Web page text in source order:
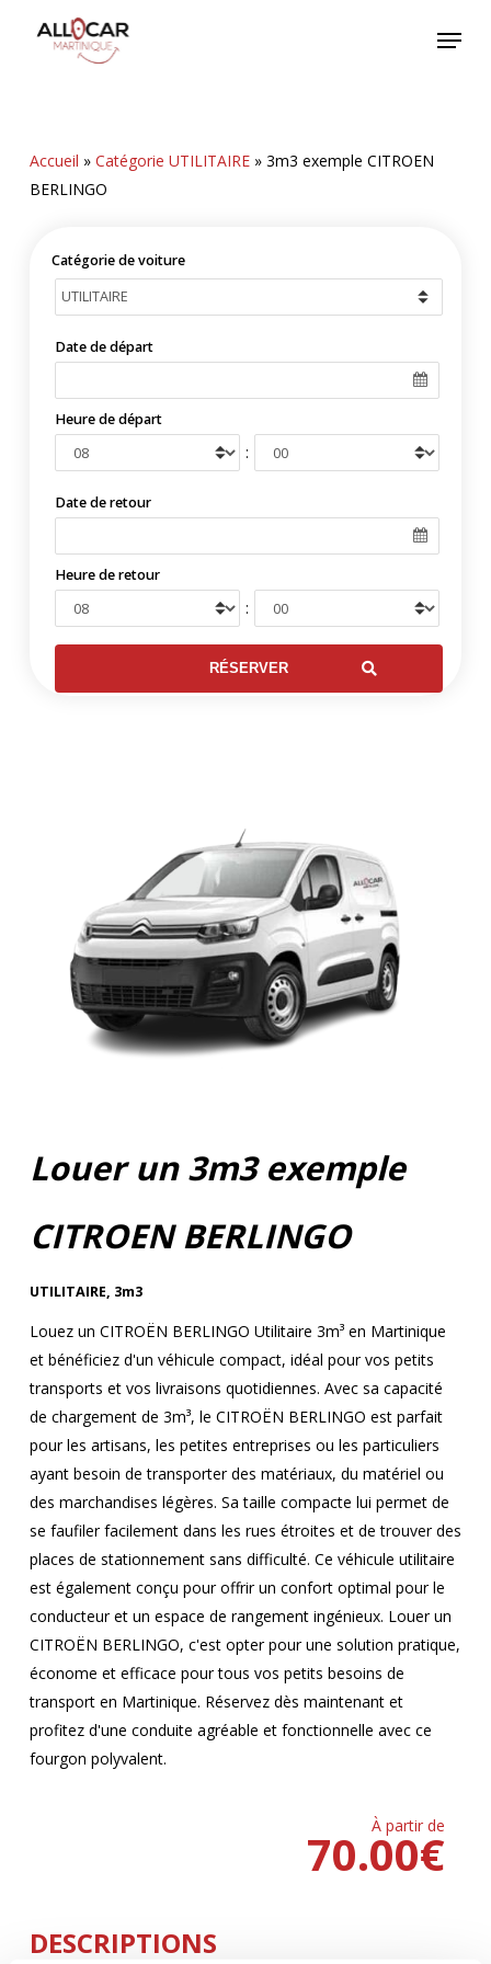
Menu
Accueil » Catégorie UTILITAIRE» 3m3 exemple CITROEN
BERLINGO
Catégorie de voiture
Date de départ
Heure de départ
:
Date de retour
Heure de retour
:
Louer un 3m3 exemple
CITROEN BERLINGO
UTILITAIRE, 3m3
Louez un CITROËN BERLINGO Utilitaire 3m³ en Martinique
et bénéficiez d'un véhicule compact, idéal pour vos petits
transports et vos livraisons quotidiennes. Avec sa capacité
de chargement de 3m³, le CITROËN BERLINGO est parfait
pour les artisans, les petites entreprises ou les particuliers
ayant besoin de transporter des matériaux, du matériel ou
des marchandises légères. Sa taille compacte lui permet de
se faufiler facilement dans les rues étroites et de trouver des
places de stationnement sans difficulté. Ce véhicule utilitaire
est également conçu pour offrir un confort optimal pour le
conducteur et un espace de rangement ingénieux. Louer un
CITROËN BERLINGO, c'est opter pour une solution pratique,
économe et efficace pour tous vos petits besoins de
transport en Martinique. Réservez dès maintenant et
profitez d'une conduite agréable et fonctionnelle avec ce
fourgon polyvalent.
À partir de
€
70.00
DESCRIPTIONS